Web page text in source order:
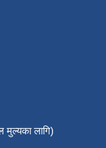
लागि)